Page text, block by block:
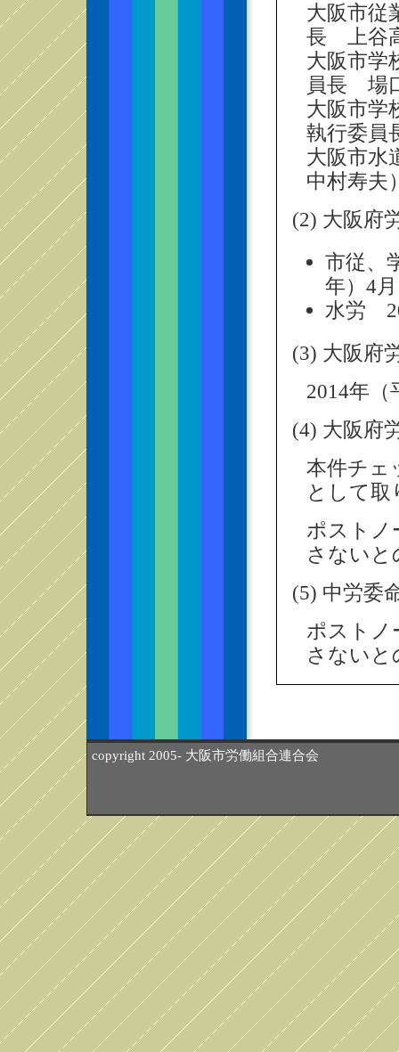
大阪市従
長 上谷
大阪市学
員長 場
大阪市
執行委
大阪市
中村寿夫
(2) 大阪府
市従、
年）4
水労
(3) 大阪府
2014年（
(4) 大阪府
本件チェ
として取
ポストノ
さないと
(5) 中労委
ポストノ
さないと
copyright 2005- 大阪市労働組合連合会